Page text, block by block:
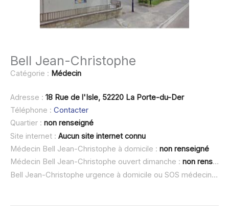
Bell Jean-Christophe
Catégorie : Médecin
Adresse : 18 Rue de l'Isle, 52220 La Porte-du-Der
Téléphone : Contacter
Quartier : non renseigné
Site internet : Aucun site internet connu
Médecin Bell Jean-Christophe à domicile : non renseigné
Médecin Bell Jean-Christophe ouvert dimanche : non renseigné
Bell Jean-Christophe urgence à domicile ou SOS médecin :